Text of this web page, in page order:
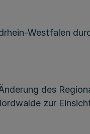
Westfalen
des
zur